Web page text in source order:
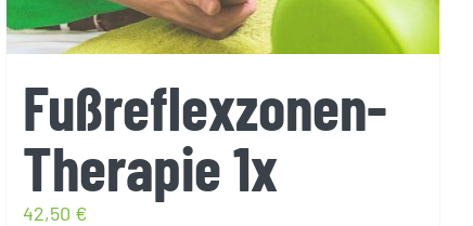
Fußreflexzonen-
Therapie 1x
42,50 €